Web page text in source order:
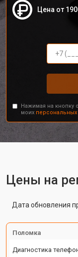
Цена от
Нажимая на кнопку
моих
Цены на
Дата обновления
Поломка
Диагностика